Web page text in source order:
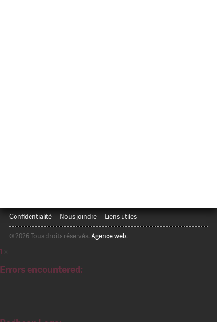
Confidentialité Nous joindre Liens utiles
© 2026 Tous droits réservés. Agence web.
1
Errors encountered: